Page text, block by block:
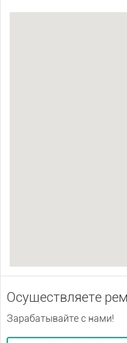
Осуществляете
Зарабатывайте с нами!